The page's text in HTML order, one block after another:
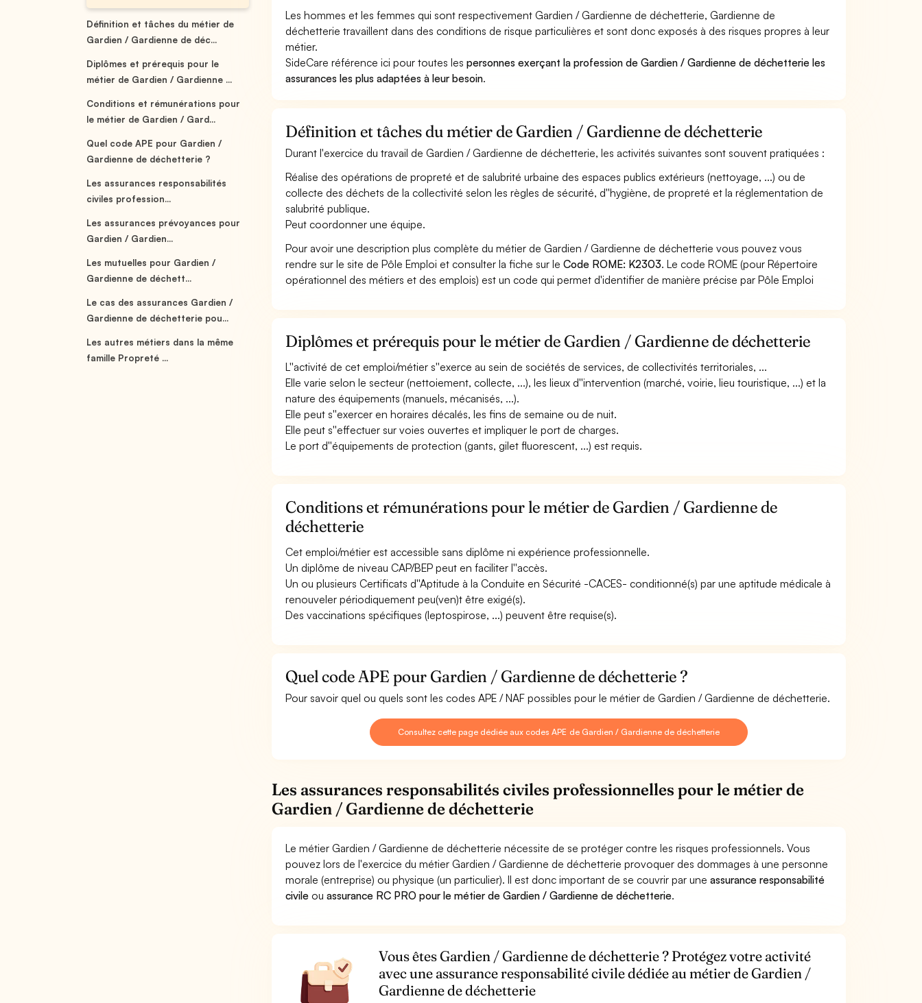
Définition et tâches du métier de
Gardien / Gardienne de déc...
Diplômes et prérequis pour le
métier de Gardien / Gardienne ...
Conditions et rémunérations pour
le métier de Gardien / Gard...
Quel code APE pour Gardien /
Gardienne de déchetterie ?
Les assurances responsabilités
civiles profession...
Les assurances prévoyances pour
Gardien / Gardien...
Les mutuelles pour Gardien /
Gardienne de déchett...
Le cas des assurances Gardien /
Gardienne de déchetterie pou...
Les autres métiers dans la même
famille Propreté ...
Les hommes et les femmes qui sont respectivement Gardien / Gardienne de déchetterie, Gardienne de
déchetterie travaillent dans des conditions de risque particulières et sont donc exposés à des risques propres à leur
métier.
SideCare référence ici pour toutes lespersonnes exerçant la profession de Gardien / Gardienne de déchetterie les
assurances les plus adaptées à leur besoin.
Définition et tâches du métier de Gardien / Gardienne de déchetterie
Durant l'exercice du travail de Gardien / Gardienne de déchetterie, les activités suivantes sont souvent pratiquées :
Réalise des opérations de propreté et de salubrité urbaine des espaces publics extérieurs (nettoyage, ...) ou de
collecte des déchets de la collectivité selon les règles de sécurité, d''hygiène, de propreté et la réglementation de
salubrité publique.
Peut coordonner une équipe.
Pour avoir une description plus complète du métier de Gardien / Gardienne de déchetterie vous pouvez vous
rendre sur le site de Pôle Emploi et consulter la fiche sur leCode ROME: K2303. Le code ROME (pour Répertoire
opérationnel des métiers et des emplois) est un code qui permet d'identifier de manière précise par Pôle Emploi
Diplômes et prérequis pour le métier de Gardien / Gardienne de déchetterie
L''activité de cet emploi/métier s''exerce au sein de sociétés de services, de collectivités territoriales, ...
Elle varie selon le secteur (nettoiement, collecte, ...), les lieux d''intervention (marché, voirie, lieu touristique, ...) et la
nature des équipements (manuels, mécanisés, ...).
Elle peut s''exercer en horaires décalés, les fins de semaine ou de nuit.
Elle peut s''effectuer sur voies ouvertes et impliquer le port de charges.
Le port d''équipements de protection (gants, gilet fluorescent, ...) est requis.
Conditions et rémunérations pour le métier de Gardien / Gardienne de
déchetterie
Cet emploi/métier est accessible sans diplôme ni expérience professionnelle.
Un diplôme de niveau CAP/BEP peut en faciliter l''accès.
Un ou plusieurs Certificats d''Aptitude à la Conduite en Sécurité -CACES- conditionné(s) par une aptitude médicale à
renouveler périodiquement peu(ven)t être exigé(s).
Des vaccinations spécifiques (leptospirose, ...) peuvent être requise(s).
Quel code APE pour Gardien / Gardienne de déchetterie ?
Pour savoir quel ou quels sont les codes APE / NAF possibles pour le métier de Gardien / Gardienne de déchetterie.
Consultez cette page dédiée aux codes APE de Gardien / Gardienne de déchetterie
Les assurances responsabilités civiles professionnelles pour le métier de
Gardien / Gardienne de déchetterie
Le métier Gardien / Gardienne de déchetterie nécessite de se protéger contre les risques professionnels. Vous
pouvez lors de l'exercice du métier Gardien / Gardienne de déchetterie provoquer des dommages à une personne
morale (entreprise) ou physique (un particulier). Il est donc important de se couvrir par uneassurance responsabilité
civile ouassurance RC PRO pour le métier de Gardien / Gardienne de déchetterie.
Vous êtes Gardien / Gardienne de déchetterie ? Protégez votre activité
avec une assurance responsabilité civile dédiée au métier de Gardien /
Gardienne de déchetterie